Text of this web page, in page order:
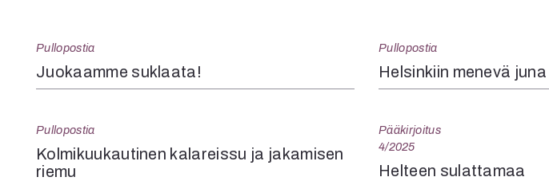
Pullopostia
Juokaamme suklaata!
Pullopostia
Helsinkiin menevä juna
Pullopostia
Kolmikuukautinen kalareissu ja jakamisen
riemu
Pääkirjoitus
4/2025
Helteen sulattamaa